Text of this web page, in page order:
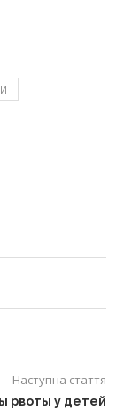
Наступна стаття
рвоты у детей